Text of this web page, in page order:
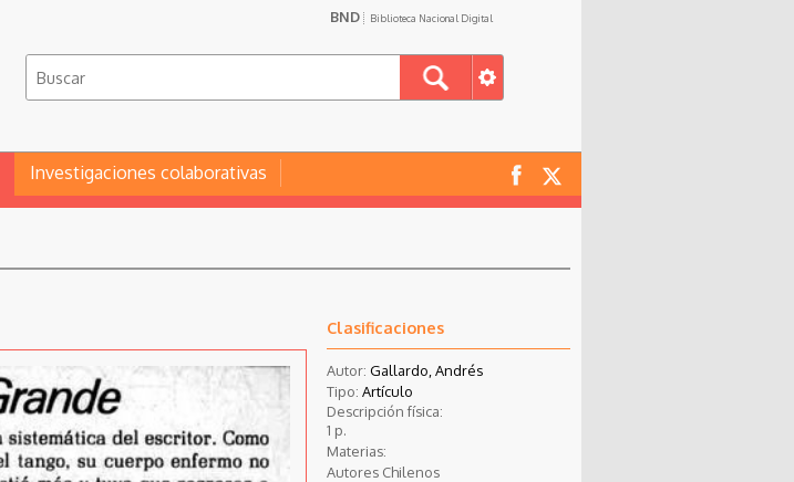
BND Biblioteca Nacional Digital
Investigaciones colaborativas
Clasificaciones
Autor: Gallardo, Andrés
Tipo: Artículo
Descripción física:
1 p.
Materias:
Autores Chilenos